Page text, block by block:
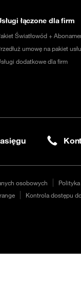
łączone dla firm
Światłowód +
umowę na pakiet
dodatkowe dla firm
osobowych
Kontrola dostępu